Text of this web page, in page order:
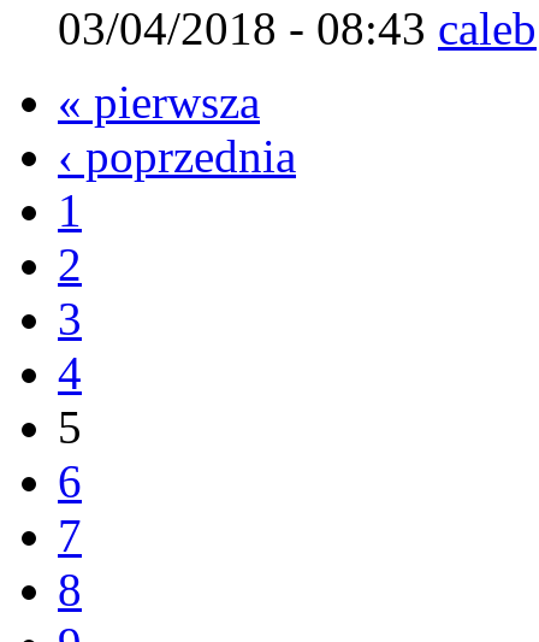
03/04/2018 - 08:43 caleb
« pierwsza
‹ poprzednia
1
2
3
4
5
6
7
8